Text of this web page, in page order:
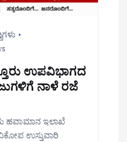
ಉಪವಿಭಾಗದ
ನಾಳೆ ರಜೆ
ಹವಾಮಾನ ಇಲಾಖೆ
ಉಸ್ತುವಾರಿ